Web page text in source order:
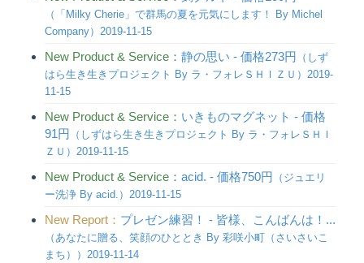
（「Milky Cherie」で群馬の夏を元気にします！ By Michel
Company）2019-11-15
New Product & Service： 静の思い - 価格273円
（しず
はら生き生きプロジェクト By ラ・フォレＳＨＩＺＵ）2019-
11-15
New Product & Service： いきものマグネット - 価格
91円
（しずはら生き生きプロジェクト By ラ・フォレＳＨＩ
ＺＵ）2019-11-15
New Product & Service： acid. - 価格750円
（ジュエリ
ー洗浄 By acid.）2019-11-15
New Report： プレゼン練習！ - 皆様、こんばんは！...
（あなたに贈る、笑顔のひととき By 彩咲小町（さいさいこ
まち））2019-11-14